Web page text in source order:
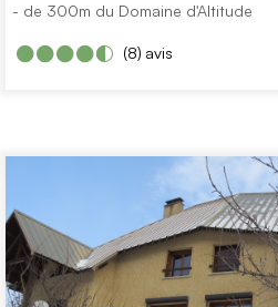
- de 300m du Domaine d'Altitude
avis
(8)